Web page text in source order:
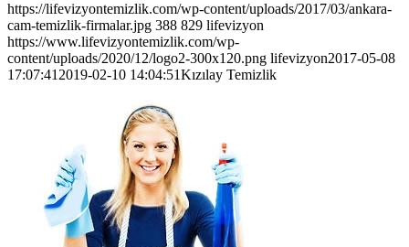
https://lifevizyontemizlik.com/wp-content/uploads/2017/03/ankara-
cam-temizlik-firmalar.jpg 388 829 lifevizyon
https://www.lifevizyontemizlik.com/wp-
content/uploads/2020/12/logo2-300x120.png lifevizyon2017-05-08
17:07:41 2019-02-10 14:04:51Kızılay Temizlik